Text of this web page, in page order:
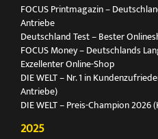
FOCUS Printmagazin –
Antriebe
Deutschland Test – Bester
FOCUS Money – Deutschlands
Exzellenter Online-Shop
DIE WELT – Nr. 1 in
Antriebe)
DIE WELT – Preis-Champion
2025